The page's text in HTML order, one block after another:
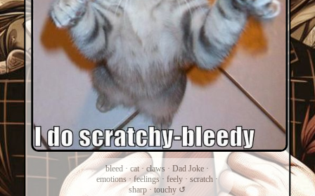
bleed ·cat·claws ·Dad Joke ·
emotions ·feelings·feely ·scratch ·
sharp·touchy ↺